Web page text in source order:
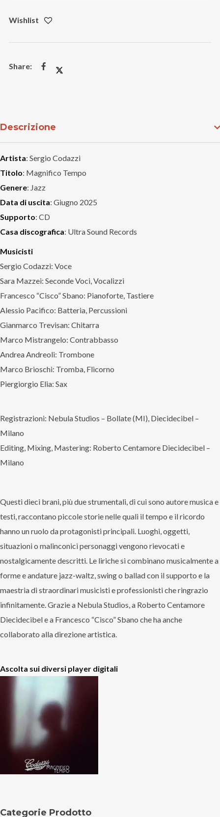
Wishlist
Descrizione
Artista: Sergio Codazzi
Titolo: Magnifico Tempo
Genere: Jazz
Data di uscita: Giugno 2025
Supporto: CD
Casa discografica: Ultra Sound Records
Musicisti
Sergio Codazzi: Voce
Sara Mazzei: Seconde Voci, Vocalizzi
Francesco “Cisco” Sbano: Pianoforte, Tastiere
Alessio Pacifico: Batteria, Percussioni
Gianmarco Trevisan: Chitarra
Marco Mistrangelo: Contrabbasso
Andrea Andreoli: Trombone
Marco Brioschi: Tromba, Flicorno
Piergiorgio Elia: Sax
Registrazioni: Nebula Studios – Bollate (MI), Diecidecibel –
Milano
Editing, Mixing, Mastering: Roberto Centamore Diecidecibel –
Milano
Questi dieci brani, più due strumentali, di cui sono autore musica e
testi, raccontano piccole storie nelle quali il tempo e il ricordo
hanno un ruolo da protagonisti principali. Luoghi, oggetti,
situazioni o malinconici personaggi vengono rievocati e
nostalgicamente descritti. Le liriche si combinano musicalmente a
forme e andature jazz-waltz, swing o ballad con il supporto e la
maestria di straordinari musicisti e professionisti che ringrazio
infinitamente. Grazie a Nebula Studios, a Roberto Centamore
Diecidecibel e a Francesco “Cisco” Sbano che ha anche
collaborato alla direzione artistica.
Ascolta sui diversi player digitali
Categorie Prodotto